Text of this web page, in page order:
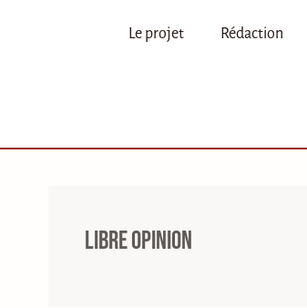
Le projet Rédaction
Libre opinion